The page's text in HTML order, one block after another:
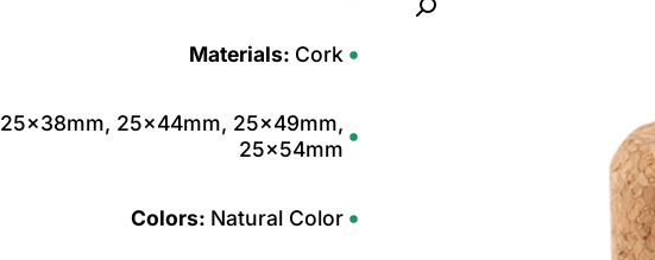
Materials: Cork
25x38mm, 25x44mm, 25x49mm,
25x54mm
Colors: Natural Color